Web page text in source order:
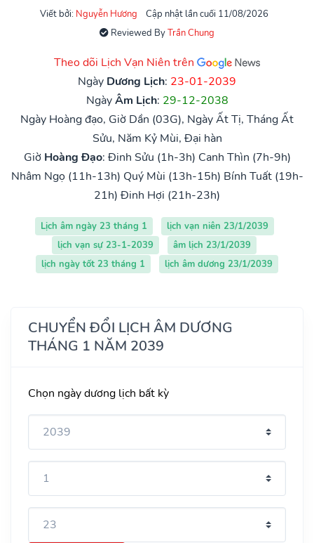
Viết bởi: Nguyễn Hương
Cập nhật lần cuối 11/08/2026
Reviewed ByTrần Chung
Theo dõi Lịch Vạn Niên trên
Ngày Dương Lịch: 23-01-2039
NgàyÂm Lịch: 29-12-2038
Ngày Hoàng đạo, Giờ Dần (03G), Ngày Ất Tị, Tháng Ất
Sửu, Năm Kỷ Mùi, Đại hàn
Giờ Hoàng Đạo: Đinh Sửu (1h-3h) Canh Thìn (7h-9h)
Nhâm Ngọ (11h-13h) Quý Mùi (13h-15h) Bính Tuất (19h-
21h) Đinh Hợi (21h-23h)
Lịch âm ngày 23 tháng 1
lịch vạn niên 23/1/2039
lịch vạn sự 23-1-2039
âm lịch 23/1/2039
lịch ngày tốt 23 tháng 1
lịch âm dương 23/1/2039
CHUYỂN ĐỔI LỊCH ÂM DƯƠNG
THÁNG 1 NĂM 2039
Chọn ngày dương lịch bất kỳ